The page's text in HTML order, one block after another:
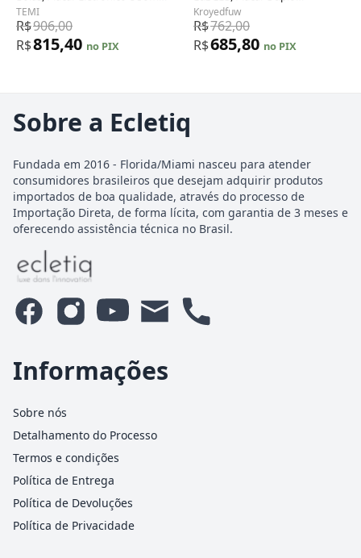
de Torcida, Brinquedo Ideal
para Crianças e Adultos, TEMI,
Branco e Vermelho
TEMI
R$906,00
R$815,40 no PIX
Eletrônico e 2 Modos de Jogo
para Crianças de 5 a 12 Anos,
Kroyedfuw
Kroyedfuw
R$762,00
R$685,80 no PIX
Sobre a Ecletiq
Fundada em 2016 - Florida/Miami nasceu para atender
consumidores brasileiros que desejam adquirir produtos
importados de boa qualidade, através do processo de
Importação Direta, de forma lícita, com garantia de 3 meses e
oferecendo assistência técnica no Brasil.
Informações
Sobre nós
Detalhamento do Processo
Termos e condições
Política de Entrega
Política de Devoluções
Política de Privacidade